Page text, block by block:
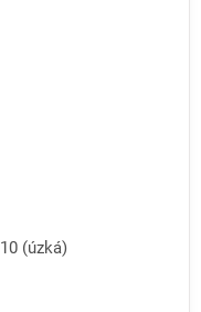
10 (úzká)